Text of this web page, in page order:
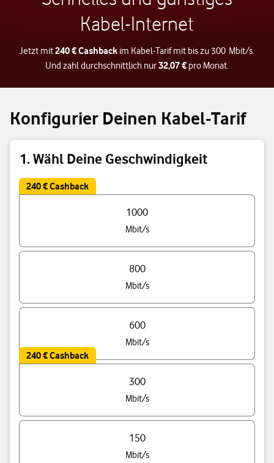
Kabel-Internet
Jetzt mit240 € Cashback im Kabel-Tarif mit bis zu 300 Mbit/s.
Und zahl durchschnittlich nur32,07 € pro Monat.
Konfigurier Deinen Kabel-Tarif
1. Wähl Deine Geschwindigkeit
240 € Cashback
1000
Mbit/s
800
Mbit/s
600
Mbit/s
240 € Cashback
300
Mbit/s
150
Mbit/s